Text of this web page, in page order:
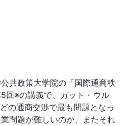
共政策大学院の「国際通商秩
回※の講義で、ガット・ウル
の通商交渉で最も問題となっ
問題が難しいのか、またそれ